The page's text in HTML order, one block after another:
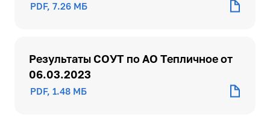
PDF, 7.26 МБ
Результаты СОУТ по АО Тепличное от
06.03.2023
PDF, 1.48 МБ